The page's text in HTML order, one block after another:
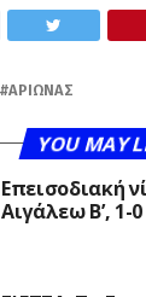
ΑΡΊΩΝΑΣ
YOU MAY
Επεισοδιακή
Αιγάλεω Β’, 1-